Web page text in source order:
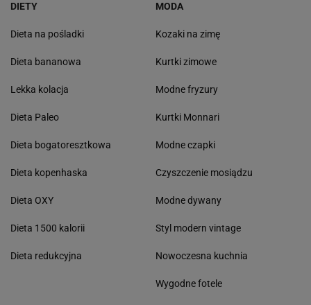
DIETY
Dieta na pośladki
Dieta bananowa
Lekka kolacja
Dieta Paleo
Dieta bogatoresztkowa
Dieta kopenhaska
Dieta OXY
Dieta 1500 kalorii
Dieta redukcyjna
MODA
Kozaki na zimę
Kurtki zimowe
Modne fryzury
Kurtki Monnari
Modne czapki
Czyszczenie mosiądzu
Modne dywany
Styl modern vintage
Nowoczesna kuchnia
Wygodne fotele